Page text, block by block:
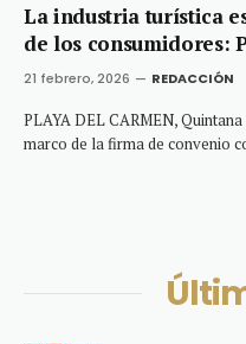
La industria turística
de los consumidores:
21 febrero, 2026 REDACCIÓN
PLAYA DEL CARMEN,
marco de la firma de convenio